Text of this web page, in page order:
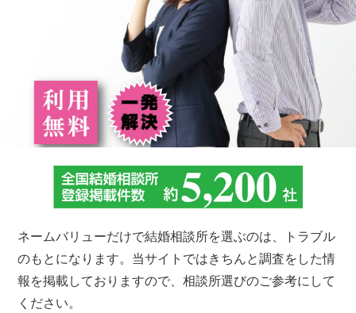
ネームバリューだけで結婚相談所を選ぶのは、トラブル
のもとになります。当サイトではきちんと調査をした情
報を掲載しておりますので、相談所選びのご参考にして
ください。